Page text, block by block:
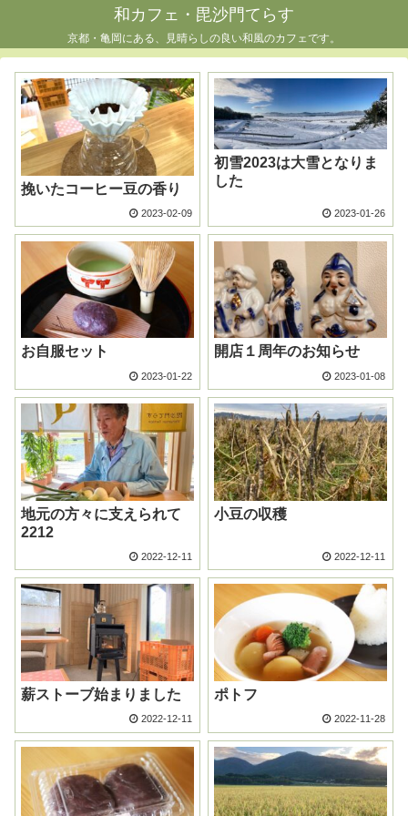
和カフェ・毘沙門てらす
京都・亀岡にある、見晴らしの良い和風のカフェです。
挽いたコーヒー豆の香り
2023-02-09
初雪2023は大雪となりま
した
2023-01-26
お自服セット
2023-01-22
開店１周年のお知らせ
2023-01-08
地元の方々に支えられて
2212
2022-12-11
小豆の収穫
2022-12-11
薪ストーブ始まりました
2022-12-11
ポトフ
2022-11-28